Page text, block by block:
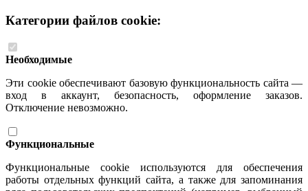
Категории файлов cookie:
Необходимые
Эти cookie обеспечивают базовую функциональность сайта —
вход в аккаунт, безопасность, оформление заказов.
Отключение невозможно.
Функциональные
Функциональные cookie используются для обеспечения
работы отдельных функций сайта, а также для запоминания